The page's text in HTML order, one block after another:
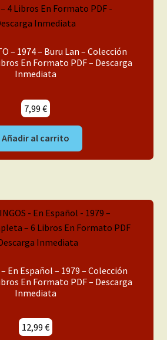
– 1974 – Buru Lan – Colección
En Formato PDF – Descarga
Inmediata
7,99 €
Añadir al carrito
– En Español – 1979 – Colección
En Formato PDF – Descarga
Inmediata
12,99 €